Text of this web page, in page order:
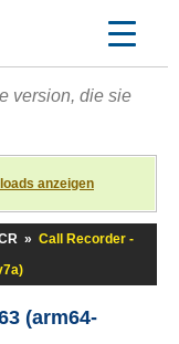
version, die sie
anzeigen
» Call Recorder -
(arm64-